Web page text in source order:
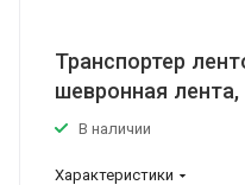
Транспортер
шевронная лента,
В наличии
Характеристики